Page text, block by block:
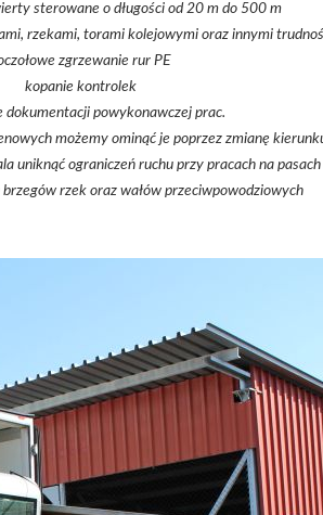
sterowane o długości od 20 m do 500 m
rzekami, torami kolejowymi oraz innymi
zgrzewanie rur PE
kopanie kontrolek
dokumentacji powykonawczej prac.
możemy ominąć je poprzez zmianę
uniknąć ograniczeń ruchu przy pracach na
rzek oraz wałów przeciwpowodziowych